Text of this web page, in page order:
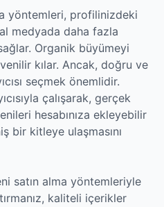
yöntemleri, profilinizdeki
medyada daha fazla
Organik büyümeyi
kılar. Ancak, doğru ve
seçmek önemlidir.
çalışarak, gerçek
hesabınıza ekleyebilir
bir kitleye ulaşmasını
satın alma yöntemleriyle
kaliteli içerikler